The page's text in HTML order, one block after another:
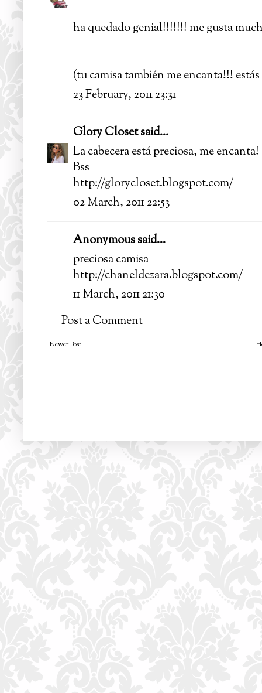
ha quedado genial!!!!!!! me gusta
(tu camisa también me encanta!!!
23 February, 2011 23:31
Glory Closetsaid...
La cabecera está preciosa, me encanta!
Bss
http://glorycloset.blogspot.com/
02 March, 2011 22:53
Anonymous said...
preciosa camisa
http://chaneldezara.blogspot.com/
11 March, 2011 21:30
Post a Comment
Newer Post